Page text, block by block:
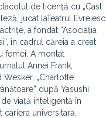
de licență cu „Cast
jucat laTeatrul Evreiesc
a fondat “Asociația
în cadrul căreia a creat
femei. A montat
Annei Frank,
„Charlotte
după Yasushi
de viață inteligentă în
universitară,